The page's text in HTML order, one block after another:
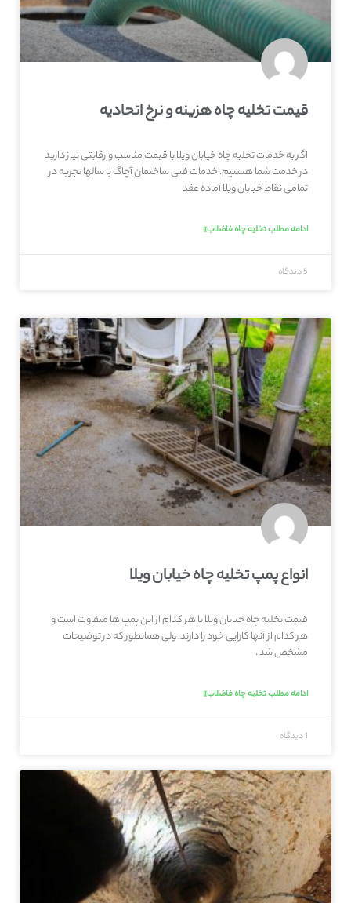
قیمت تخلیه چاه هزینه و نرخ اتحادیه
اگر به خدمات تخلیه چاه خیابان ویلا با قیمت مناسب و رقابتی نیاز دارید
در خدمت شما هستیم. خدمات فنی ساختمان آچاگ با سالها تجربه در
تمامی نقاط خیابان ویلا آماده عقد
ادامه مطلب تخلیه چاه فاضلاب»
5 دیدگاه
انواع پمپ تخلیه چاه خیابان ویلا
قیمت تخلیه چاه خیابان ویلا با هر کدام از این پمپ ها متفاوت است و
هر کدام از آنها کارایی خود را دارند. ولی همانطور که در توضیحات
مشخص شد ،
ادامه مطلب تخلیه چاه فاضلاب»
1 دیدگاه